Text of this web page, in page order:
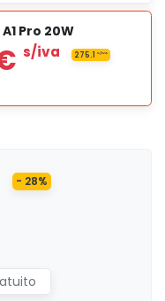
Pro 20W
- 28%